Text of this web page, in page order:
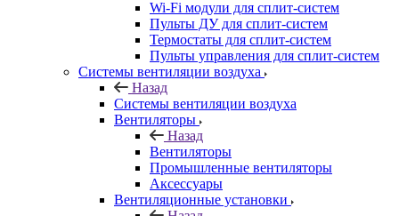
Wi-Fi модули для сплит-систем
Пульты ДУ для сплит-систем
Термостаты для сплит-систем
Пульты управления для сплит-систем
Системы вентиляции воздуха
Назад
Системы вентиляции воздуха
Вентиляторы
Назад
Вентиляторы
Промышленные вентиляторы
Аксессуары
Вентиляционные установки